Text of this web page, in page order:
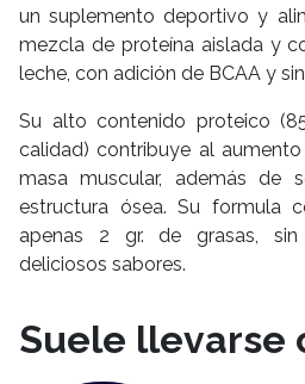
un suplemento deportivo y
mezcla de proteína aislada y
leche, con adición de BCAA y
Su alto contenido proteico
calidad) contribuye al
masa muscular, además de
estructura ósea. Su formula
apenas 2 gr. de grasas,
deliciosos sabores.
Suele llevarse